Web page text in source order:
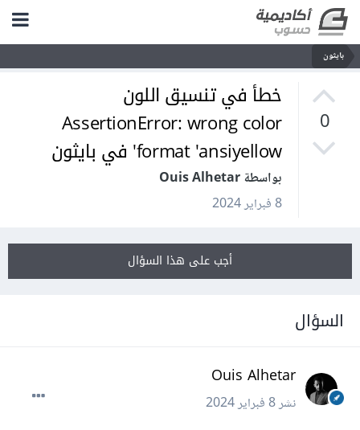
بايثون
0
خطأ في تنسيق اللون
AssertionError: wrong color
format 'ansiyellow' في بايثون
بواسطة Ouis Alhetar
8 فبراير 2024
أجب على هذا السؤال
السؤال
Ouis Alhetar
نشر8 فبراير 2024